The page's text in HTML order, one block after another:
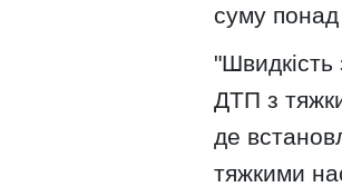
суму
ДТП з
де
тяжкими